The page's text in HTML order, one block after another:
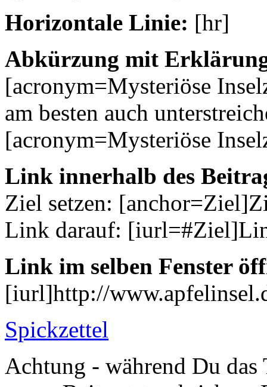
Horizontale Linie: [hr]
Abkürzung mit
[acronym=Mysteriöse
am besten auch
[acronym=Mysteriöse
Link innerhalb des
Ziel setzen:
Link darauf:
Link im selben Fenster
[iurl]http://
Spickzettel
Achtung - während Du das